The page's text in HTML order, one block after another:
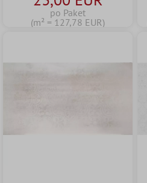
po Paket
(m² = 127,78 EUR)